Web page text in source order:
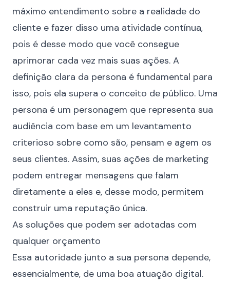
máximo entendimento sobre a realidade do
cliente e fazer disso uma atividade contínua,
pois é desse modo que você consegue
aprimorar cada vez mais suas ações. A
definição clara da persona é fundamental para
isso, pois ela supera o conceito de público. Uma
persona é um personagem que representa sua
audiência com base em um levantamento
criterioso sobre como são, pensam e agem os
seus clientes. Assim, suas ações de marketing
podem entregar mensagens que falam
diretamente a eles e, desse modo, permitem
construir uma reputação única.
As soluções que podem ser adotadas com
qualquer orçamento
Essa autoridade junto a sua persona depende,
essencialmente, de uma boa atuação digital.